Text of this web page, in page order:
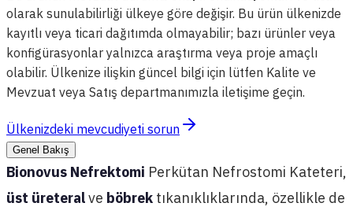
olarak sunulabilirliği ülkeye göre değişir. Bu ürün ülkenizde
kayıtlı veya ticari dağıtımda olmayabilir; bazı ürünler veya
konfigürasyonlar yalnızca araştırma veya proje amaçlı
olabilir. Ülkenize ilişkin güncel bilgi için lütfen Kalite ve
Mevzuat veya Satış departmanımızla iletişime geçin.
Ülkenizdeki mevcudiyeti sorun
Genel Bakış
Bionovus Nefrektomi Perkütan Nefrostomi Kateteri,
üst üreteralve böbrek tıkanıklıklarında, özellikle de